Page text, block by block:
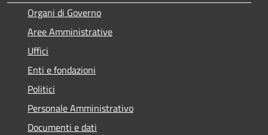
Organi di Governo
Aree Amministrative
Uffici
Enti e fondazioni
Politici
Personale Amministrativo
Documenti e dati